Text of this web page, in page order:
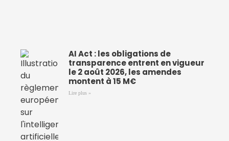
AI Act : les obligations de
transparence entrent en vigueur
le 2 août 2026, les amendes
montent à 15 M€
Lire plus »